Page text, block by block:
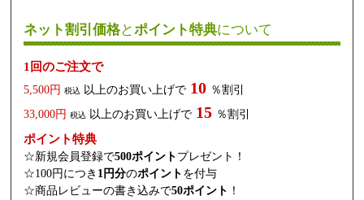
ネット割引価格とポイント特典について
1回のご注文で
5,500円 税込 以上のお買い上げで 10 ％割引
33,000円 税込 以上のお買い上げで 15 ％割引
ポイント特典
☆新規会員登録で500ポイント プレゼント！
☆100円につき 1円分のポイント を付与
☆商品レビューの書き込みで50ポイント ！